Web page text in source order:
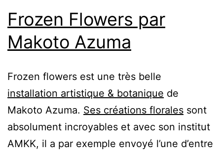
Frozen Flowers par
Makoto Azuma
Frozen flowers est une très belle
installation artistique & botanique de
Makoto Azuma. Ses créations florales sont
absolument incroyables et avec son institut
AMKK, il a par exemple envoyé l’une d’entre